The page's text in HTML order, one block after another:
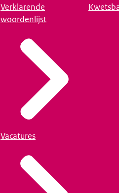
Verklarende
woordenlijst
Vacatures